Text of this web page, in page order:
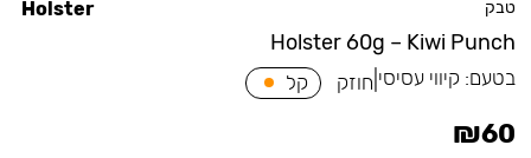
טבק
Holster 60g – Kiwi Punch
Holster
בטעם: קיווי עסיסי חוזק קל
₪60